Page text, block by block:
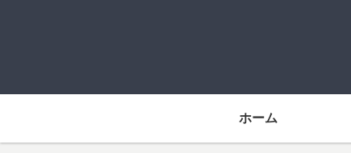
ホーム